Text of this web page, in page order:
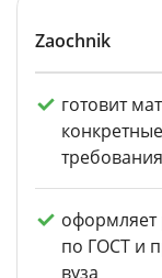
Zaochnik
готовит
конкретные
требования
оформляет
по ГОСТ и
вуза